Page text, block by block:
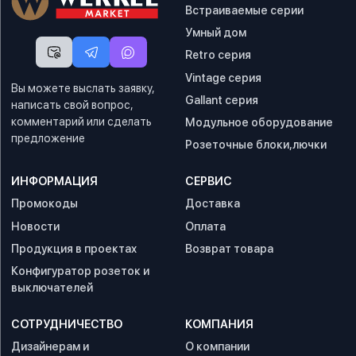
Вы можете выслать заявку,
написать свой вопрос,
комментарий или сделать
предложение
Встраиваемые серии
Умный дом
Retro серия
Vintage серия
Gallant серия
Модульное оборудование
Розеточные блоки,лючки
ИНФОРМАЦИЯ
Промокоды
Новости
Продукция в проектах
Конфигуратор розеток и
выключателей
СЕРВИС
Доставка
Оплата
Возврат товара
СОТРУДНИЧЕСТВО
Дизайнерам и
КОМПАНИЯ
О компании